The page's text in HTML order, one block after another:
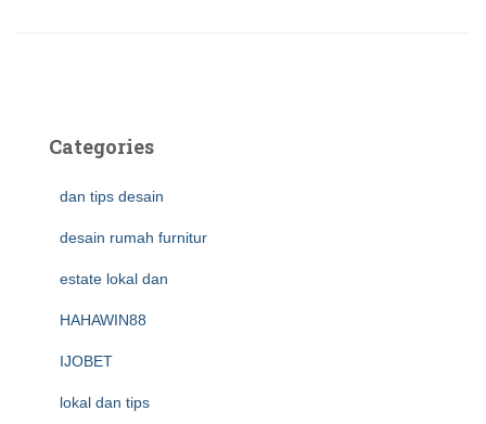
Categories
dan tips desain
desain rumah furnitur
estate lokal dan
HAHAWIN88
IJOBET
lokal dan tips